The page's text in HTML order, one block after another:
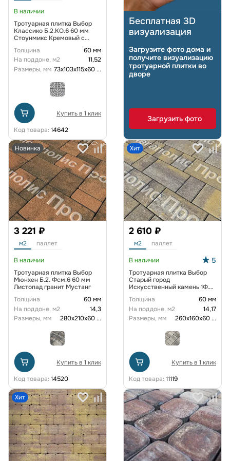
В наличии
Тротуарная плитка Выбор
Классико Б.2.КО.6 60 мм
Стоунмикс Кремовый с
Толщина
60 мм
На поддоне, м2
11,52
Размеры, мм 73х103х115х60...
Купить в 1 клик
Код товара: 14642
Бесплатная 3D
визуализация
Загрузите фото дома и
получите визуализацию
тротуарной плитки во
дворе
Загрузить фото
Новинка
3 221 ₽
м2 паллет
В наличии
Тротуарная плитка Выбор
Мюнхен Б.2. Фсм.6 60 мм
Листопад гранит Мустанг
Толщина
60 мм
На поддоне, м2
14,3
Размеры, мм
280х210х60...
Купить в 1 клик
Код товара: 14520
Хит
2 610 ₽
м2 паллет
В наличии 5
Тротуарная плитка Выбор
Старый город
Искусственный камень 1Ф.6
Толщина
60 мм
На поддоне, м2
14,17
Размеры, мм
260х160х60...
Купить в 1 клик
Код товара: 11119
Хит